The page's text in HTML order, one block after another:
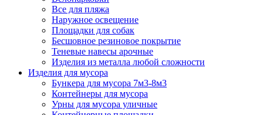
Все для пляжа
Наружное освещение
Площадки для собак
Бесшовное резиновое покрытие
Теневые навесы арочные
Изделия из металла любой сложности
Изделия для мусора
Бункера для мусора 7м3-8м3
Контейнеры для мусора
Урны для мусора уличные